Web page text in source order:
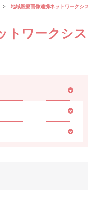
地域医療画像連携ネットワークシス
トワークシス